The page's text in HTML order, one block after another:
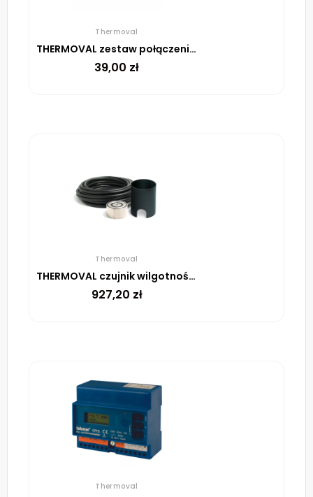
Thermoval
THERMOVAL zestaw połączeniowo-zakończeniowy do przewodów ELSR
39,00 zł
Thermoval
THERMOVAL czujnik wilgotności i temperatury ETOG56, 10m
927,20 zł
Thermoval